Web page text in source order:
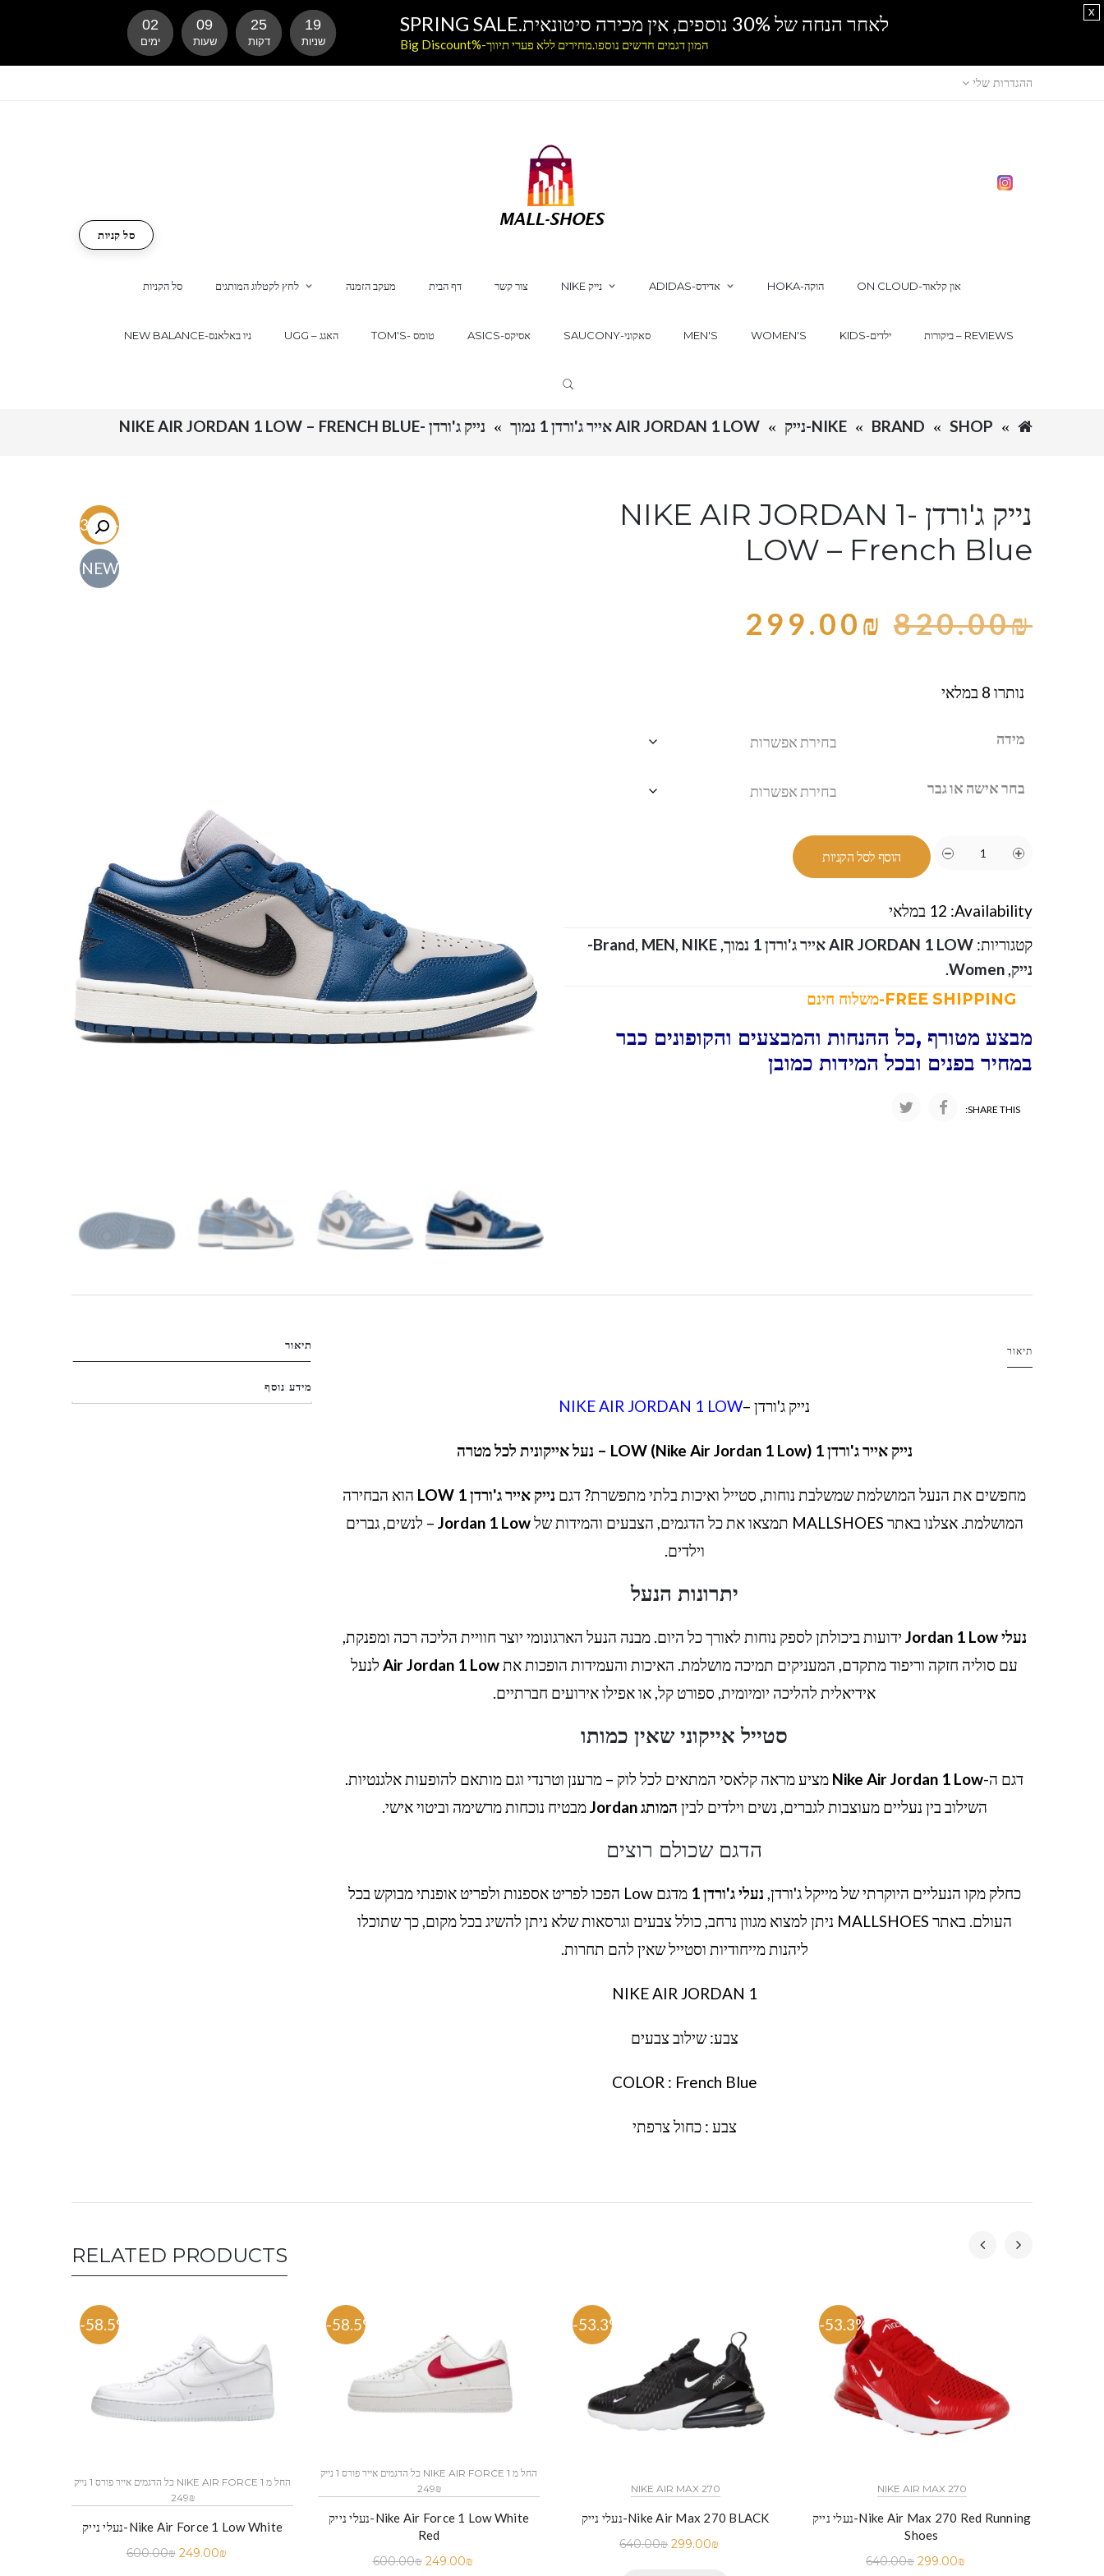
ההגדרות שלי
סל הקניות לחץ לקטלוג המותגים מעקב הזמנה דף הבית צור קשר NIKE נייק ADIDAS-אדידס HOKA-הוקה ON CLOUD-און קלאוד
NEW BALANCE-ניו באלאנס UGG – האגג TOM'S- טומס ASICS-אסיקס SAUCONY-סאקוני MEN'S WOMEN'S KIDS-ילדים ביקורות – REVIEWS
סל קניות
SHOP
BRAND NIKE-נייק AIR JORDAN 1 LOW אייר ג'ורדן 1 נמוך נייק ג'ורדן -NIKE AIR JORDAN 1 LOW – FRENCH BLUE
-63.5%
NEW
נייק ג'ורדן -NIKE AIR JORDAN 1
LOW – French Blue
820.00₪
299.00₪
נותרו 8 במלאי
מידה
בחר אישה או גבר
הוסף לסל הקניות
Availability: 12 במלאי
קטגוריות: AIR JORDAN 1 LOW אייר ג'ורדן 1 נמוך ,
Brand, MEN,
NIKE-
נייק,
Women
.
מבצע מטורף ,כל ההנחות והמבצעים והקופונים כבר
במחיר בפנים ובכל המידות כמובן
SHARE THIS:
תיאור
מידע נוסף
תיאור
נייק ג'ורדן –NIKE AIR JORDAN 1 LOW
נייק אייר ג'ורדן 1 LOW (Nike Air Jordan 1 Low) – נעל אייקונית לכל מטרה
מחפשים את הנעל המושלמת שמשלבת נוחות, סטייל ואיכות בלתי מתפשרת? דגם נייק אייר ג'ורדן 1 LOW
הוא הבחירה
המושלמת. אצלנו באתר MALLSHOES תמצאו את כל הדגמים, הצבעים והמידות של
Jordan 1 Low – לנשים, גברים
וילדים.
יתרונות הנעל
נעלי Jordan 1 Low
ידועות ביכולתן לספק נוחות לאורך כל היום. מבנה הנעל הארגונומי יוצר חוויית הליכה רכה ומפנקת,
עם סוליה חזקה וריפוד מתקדם, המעניקים תמיכה מושלמת. האיכות והעמידות הופכות אתAir Jordan 1 Lowלנעל
אידיאלית להליכה יומיומית, ספורט קל, או אפילו אירועים חברתיים.
סטייל אייקוני שאין כמותו
דגם ה-Nike Air Jordan 1 Low מציע מראה קלאסי המתאים לכל לוק – מרענן וטרנדי וגם מותאם להופעות אלגנטיות.
השילוב בין נעליים מעוצבות לגברים, נשים וילדים לבין המותג Jordan מבטיח נוכחות מרשימה וביטוי אישי.
הדגם שכולם רוצים
כחלק מקו הנעליים היוקרתי של מייקל ג'ורדן, נעלי ג'ורדן 1
מדגם Low הפכו לפריט אספנות ולפריט אופנתי מבוקש בכל
העולם. באתר MALLSHOES ניתן למצוא מגוון נרחב, כולל צבעים וגרסאות שלא ניתן להשיג בכל מקום, כך שתוכלו
ליהנות מייחודיות וסטייל שאין להם תחרות.
NIKE AIR JORDAN 1
צבע: שילוב צבעים
COLOR : French Blue
צבע : כחול צרפתי
RELATED PRODUCTS
-58.5%
כל הדגמים אייר פורס 1 נייק NIKE AIR FORCE 1 החל מ
249₪
נעלי נייק-Nike Air Force 1 Low White
600.00₪ 249.00₪
-58.5%
כל הדגמים אייר פורס 1 נייק NIKE AIR FORCE 1 החל מ
249₪
נעלי נייק-Nike Air Force 1 Low White
Red
600.00₪ 249.00₪
-53.3%
NIKE AIR MAX 270
נעלי נייק-Nike Air Max 270 BLACK
640.00₪ 299.00₪
-53.3%
NIKE AIR MAX 270
נעלי נייק-Nike Air Max 270 Red Running
Shoes
640.00₪ 299.00₪
לאחר הנחה של 30% נוספים, אין מכירה סיטונאית.SPRING SALE
המון דגמים חדשים נוספו.מחירים ללא פערי תיווך-%Big Discount
02
ימים
09
שעות
25
דקות
18
שניות
x